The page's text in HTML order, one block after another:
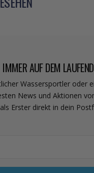
IMMER AUF DEM
Wassersportler oder
News und Aktionen
als Erster direkt in dein